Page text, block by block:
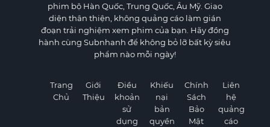
phim bộ Hàn Quốc, Trung Quốc, Âu Mỹ. Giao
diện thân thiện, không quảng cáo làm gián
đoạn trải nghiệm xem phim của bạn. Hãy đồng
hành cùng Subnhanh để không bỏ lỡ bất kỳ siêu
phẩm nào mỗi ngày!
Trang
Chủ
Giới
Thiệu
Điều
khoản
sử
dụng
Khiếu
nại
bản
quyền
Chính
Sách
Bảo
Mật
Liên
hệ
quảng
cáo